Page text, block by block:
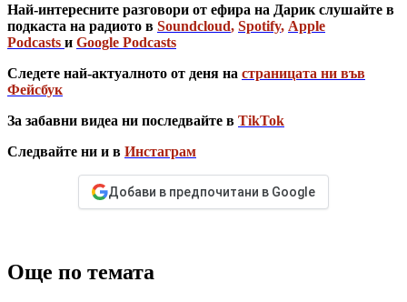
Най-интересните разговори от ефира на Дарик слушайте в
подкаста на радиото в Soundcloud, Spotify, Apple
Podcasts и Google Podcasts
Следете най-актуалното от деня на страницата ни във
Фейсбук
За забавни видеа ни последвайте в TikTok
Следвайте ни и в Инстаграм
Добави в предпочитани в Google
Още по темата